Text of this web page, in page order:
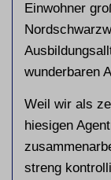
Einwohner
wunderbaren
Weil wir als
hiesigen
streng